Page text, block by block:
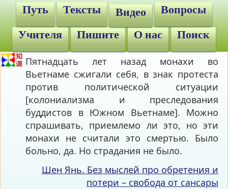
Путь Тексты Видео Вопросы
Учителя Пишите О нас Поиск
Пятнадцать лет назад монахи во
Вьетнаме сжигали себя, в знак протеста
против политической ситуации
[колониализма и преследования
буддистов в Южном Вьетнаме]. Можно
спрашивать, приемлемо ли это, но эти
монахи не считали это смертью. Было
больно, да. Но страдания не было.
Шен Янь. Без мыслей про обретения и
потери – свобода от сансары